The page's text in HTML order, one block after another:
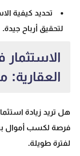
تحديد كيفية
لتحقيق أرباح جيدة.
الاستثمار
العقارية:
هل تريد زيادة
فرصة لكسب أموال
لفترة طويلة.